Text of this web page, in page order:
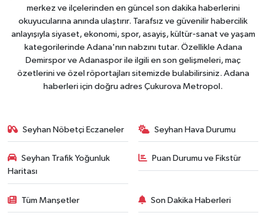
merkez ve ilçelerinden en güncel son dakika haberlerini
okuyucularına anında ulaştırır. Tarafsız ve güvenilir habercilik
anlayışıyla siyaset, ekonomi, spor, asayiş, kültür-sanat ve yaşam
kategorilerinde Adana'nın nabzını tutar. Özellikle Adana
Demirspor ve Adanaspor ile ilgili en son gelişmeleri, maç
özetlerini ve özel röportajları sitemizde bulabilirsiniz. Adana
haberleri için doğru adres Çukurova Metropol.
Seyhan Nöbetçi Eczaneler Seyhan Hava Durumu
Seyhan Trafik Yoğunluk
Haritası
Puan Durumu ve Fikstür
Tüm Manşetler Son Dakika Haberleri